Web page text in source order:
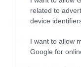
related to
device
I want to allow
Google for
Ροή